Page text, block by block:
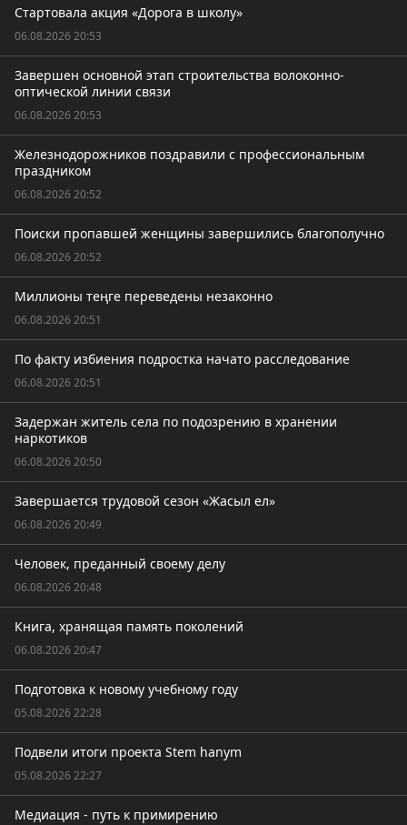
Стартовала акция «Дорога в школу»
06.08.2026 20:53
Завершен основной этап строительства волоконно-
оптической линии связи
06.08.2026 20:53
Железнодорожников поздравили с профессиональным
праздником
06.08.2026 20:52
Поиски пропавшей женщины завершились благополучно
06.08.2026 20:52
Миллионы теңге переведены незаконно
06.08.2026 20:51
По факту избиения подростка начато расследование
06.08.2026 20:51
Задержан житель села по подозрению в хранении
наркотиков
06.08.2026 20:50
Завершается трудовой сезон «Жасыл ел»
06.08.2026 20:49
Человек, преданный своему делу
06.08.2026 20:48
Книга, хранящая память поколений
06.08.2026 20:47
Подготовка к новому учебному году
05.08.2026 22:28
Подвели итоги проекта Stem hanym
05.08.2026 22:27
Медиация - путь к примирению